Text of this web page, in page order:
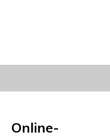
Online-